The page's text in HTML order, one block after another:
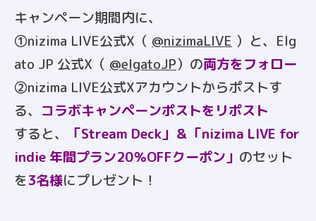
キャンペーン期間内に、
①nizima LIVE公式X（ @nizimaLIVE ）と、Elg
ato JP 公式X（ @elgatoJP）の両方をフォロー
②nizima LIVE公式Xアカウントからポストす
る、 コラボキャンペーンポストをリポスト
すると、
「Stream Deck」＆「nizima LIVE for
indie 年間プラン20％OFFクーポン」 のセット
を3名様にプレゼント！